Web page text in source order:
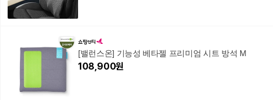
[밸런스온] 기능성 베타젤 프리미엄 시트 방석 M
108,900원